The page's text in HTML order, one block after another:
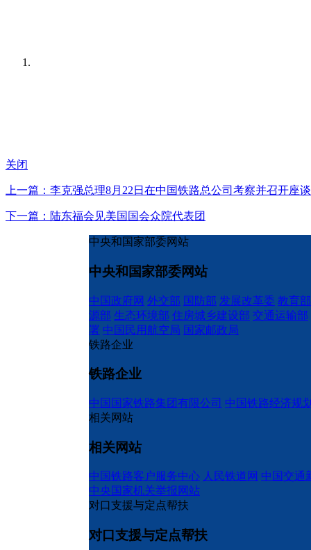
关闭
上一篇：李克强总理8月22日在中国铁路总公司考察并召开座
下一篇：陆东福会见美国国会众院代表团
中央和国家部委网站
中央和国家部委网站
中国政府网 外交部 国防部 发展改革委 教育部
源部 生态环境部 住房城乡建设部 交通运输部
署 中国民用航空局 国家邮政局
铁路企业
铁路企业
中国国家铁路集团有限公司 中国铁路经济规
相关网站
相关网站
中国铁路客户服务中心 人民铁道网 中国交通
中央国家机关举报网站
对口支援与定点帮扶
对口支援与定点帮扶